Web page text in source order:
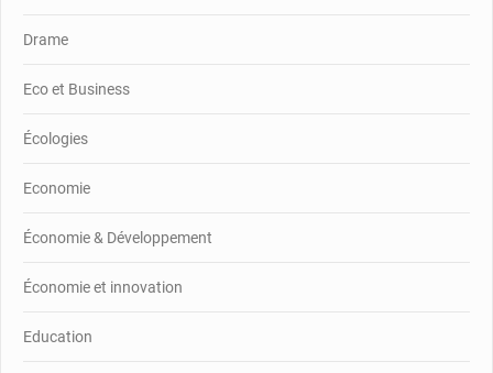
Drame
Eco et Business
Écologies
Economie
Économie & Développement
Économie et innovation
Education